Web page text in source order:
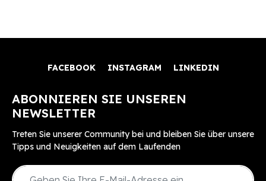
FACEBOOK INSTAGRAM LINKEDIN
ABONNIEREN SIE UNSEREN
NEWSLETTER
Treten Sie unserer Community bei und bleiben Sie über unsere
Tipps und Neuigkeiten auf dem Laufenden